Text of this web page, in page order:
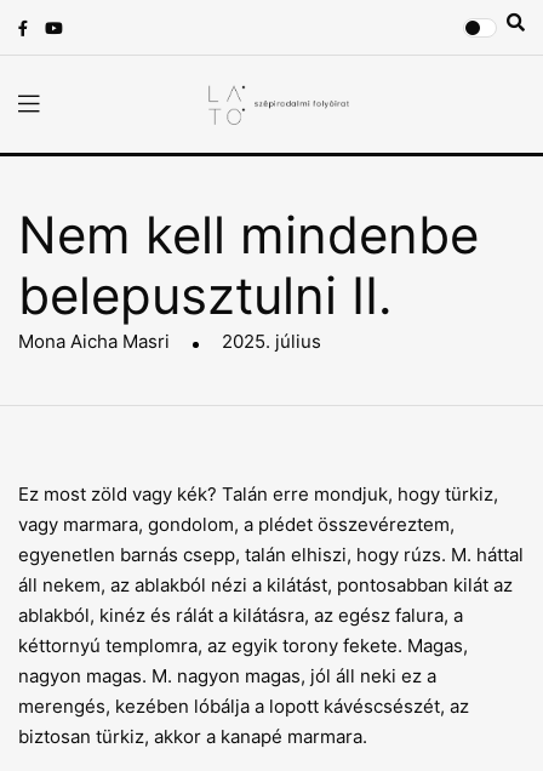
Nem kell mindenbe
belepusztulni II.
Mona Aicha Masri 2025. július
Ez most zöld vagy kék? Talán erre mondjuk, hogy türkiz,
vagy marmara, gondolom, a plédet összevéreztem,
egyenetlen barnás csepp, talán elhiszi, hogy rúzs. M. háttal
áll nekem, az ablakból nézi a kilátást, pontosabban kilát az
ablakból, kinéz és rálát a kilátásra, az egész falura, a
kéttornyú templomra, az egyik torony fekete. Magas,
nagyon magas. M. nagyon magas, jól áll neki ez a
merengés, kezében lóbálja a lopott kávéscsészét, az
biztosan türkiz, akkor a kanapé marmara.